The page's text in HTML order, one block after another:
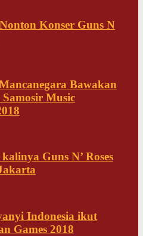
Konser Guns N
Bawakan
Music
Guns N’ Roses
Indonesia ikut
Games 2018